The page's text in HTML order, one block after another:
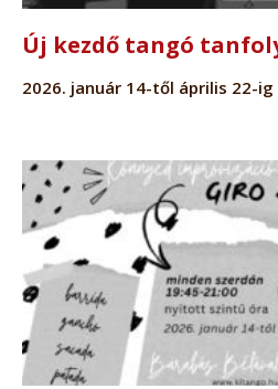
Új kezdő tangó
2026. január 14-től április 22-ig